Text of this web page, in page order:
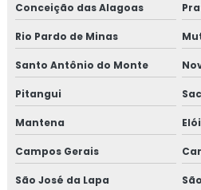
Serviço de isolamento térmico
Serviço de isolamento térmico
Serviço de isolamento térmico
Conceição das Alagoas
Rio Pardo de Minas
Santo Antônio do Monte
Pitangui
Mantena
Campos Gerais
São José da Lapa